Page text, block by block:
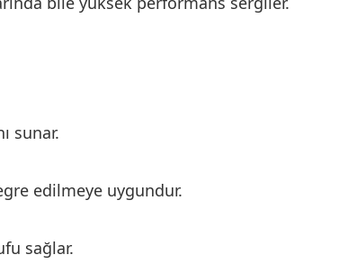
sunar.
edilmeye uygundur.
sağlar.